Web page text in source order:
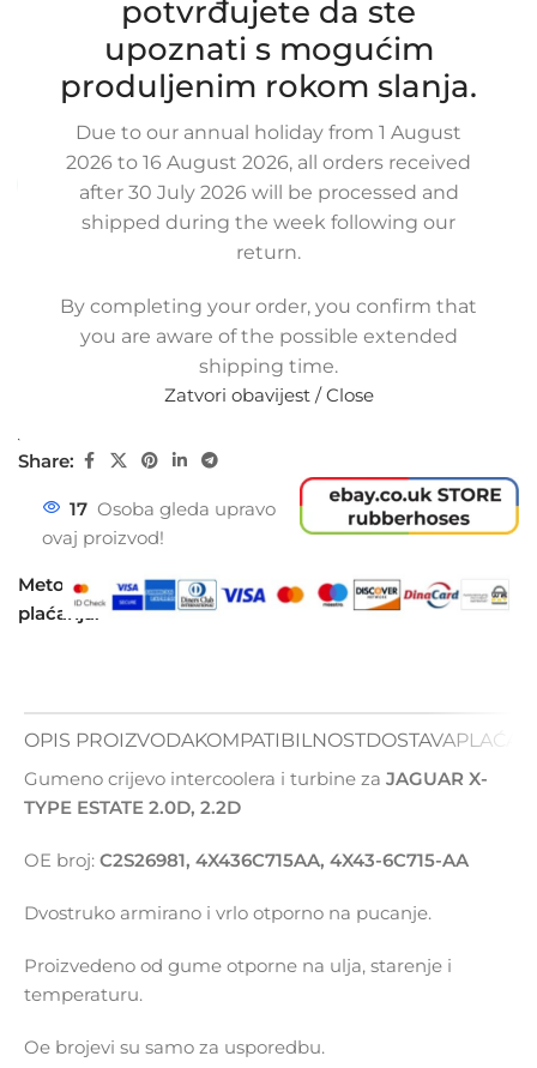
potvrđujete da ste
upoznati s mogućim
produljenim rokom slanja.
Due to our annual holiday from 1 August
2026 to 16 August 2026, all orders received
after 30 July 2026 will be processed and
shipped during the week following our
return.
By completing your order, you confirm that
you are aware of the possible extended
shipping time.
Zatvori obavijest / Close
turbine, JAGUAR X-TYPE ESTATE
2.0D, 2.2D, C2S26981, 4X436C715AA,
4X43-6C715-AA
Stanje:Novo | Garancija: 5 god jamstva
Dostupno uz narudžbu (isti ili sljedeći radni dan)
48,00€
Dodaj u košaricu
Buy now
Share:
17 Osoba gleda upravo
ovaj proizvod!
Metode
plaćanja:
OPIS PROIZVODAKOMPATIBILNOSTDOSTAVA
Gumeno crijevo intercoolera i turbine za JAGUAR X-
TYPE ESTATE 2.0D, 2.2D
OE broj: C2S26981, 4X436C715AA, 4X43-6C715-AA
Dvostruko armirano i vrlo otporno na pucanje.
Proizvedeno od gume otporne na ulja, starenje i
temperaturu.
Oe brojevi su samo za usporedbu.